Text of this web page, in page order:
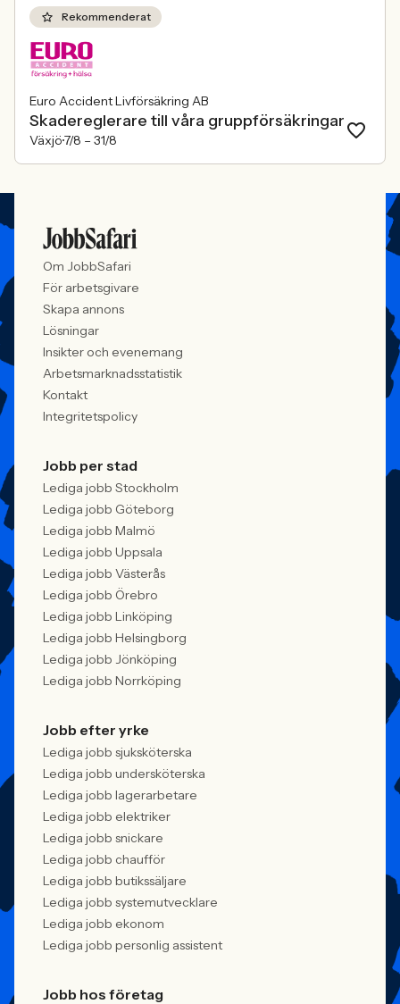
Rekommenderat
Euro Accident Livförsäkring AB
Skadereglerare till våra gruppförsäkringar
Växjö7/8 – 31/8
Om JobbSafari
För arbetsgivare
Skapa annons
Lösningar
Insikter och evenemang
Arbetsmarknadsstatistik
Kontakt
Integritetspolicy
Jobb per stad
Lediga jobb Stockholm
Lediga jobb Göteborg
Lediga jobb Malmö
Lediga jobb Uppsala
Lediga jobb Västerås
Lediga jobb Örebro
Lediga jobb Linköping
Lediga jobb Helsingborg
Lediga jobb Jönköping
Lediga jobb Norrköping
Jobb efter yrke
Lediga jobb sjuksköterska
Lediga jobb undersköterska
Lediga jobb lagerarbetare
Lediga jobb elektriker
Lediga jobb snickare
Lediga jobb chaufför
Lediga jobb butikssäljare
Lediga jobb systemutvecklare
Lediga jobb ekonom
Lediga jobb personlig assistent
Jobb hos företag